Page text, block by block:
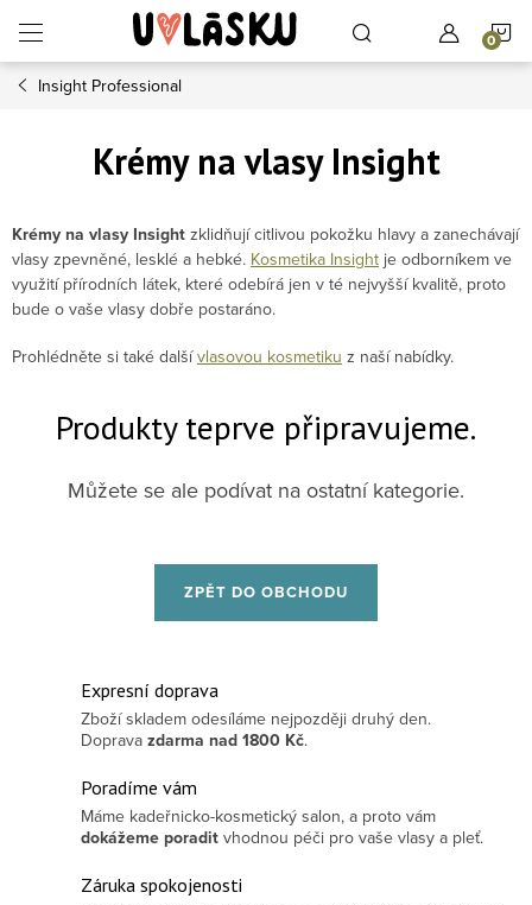
Insight Professional
Krémy na vlasy Insight
Krémy na vlasy Insight zklidňují citlivou pokožku hlavy a zanechávají
vlasy zpevněné, lesklé a hebké. Kosmetika Insight je odborníkem ve
využití přírodních látek, které odebírá jen v té nejvyšší kvalitě, proto
bude o vaše vlasy dobře postaráno.
Prohlédněte si také dalšívlasovou kosmetiku z naší nabídky.
Produkty teprve připravujeme.
Můžete se ale podívat na ostatní kategorie.
ZPĚT DO OBCHODU
Expresní doprava
Zboží skladem odesíláme nejpozději druhý den.
Doprava zdarma nad 1800 Kč.
Poradíme vám
Máme kadeřnicko-kosmetický salon, a proto vám
dokážeme poradit vhodnou péči pro vaše vlasy a pleť.
Záruka spokojenosti